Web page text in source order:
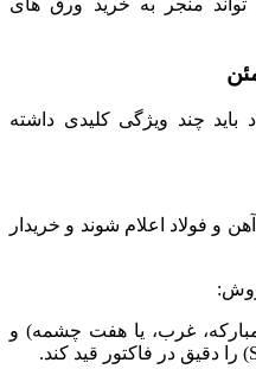
باید چند ویژگی کلیدی داشته
و فولاد اعلام شوند و خریدار
مبارکه، غرب، یا هفت چشمه) و